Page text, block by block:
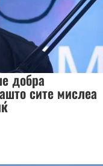
добра
сите мислеа